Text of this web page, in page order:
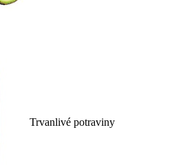
Trvanlivé potraviny